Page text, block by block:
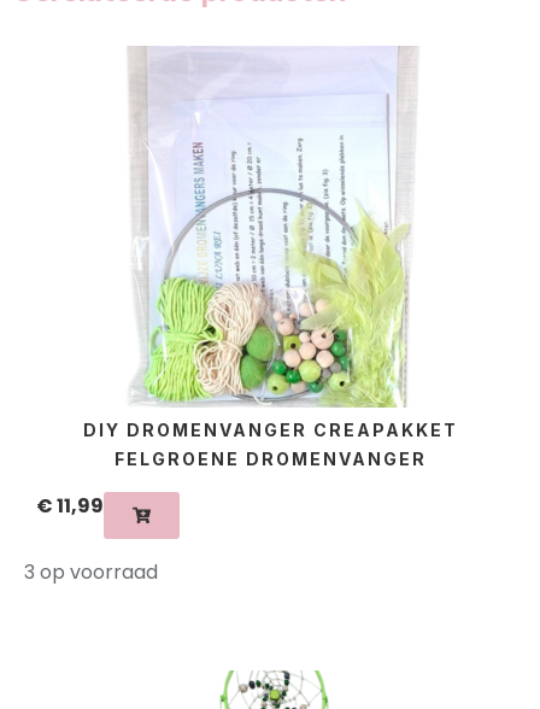
DIY DROMENVANGER CREAPAKKET
FELGROENE DROMENVANGER
€11,99
3 op voorraad